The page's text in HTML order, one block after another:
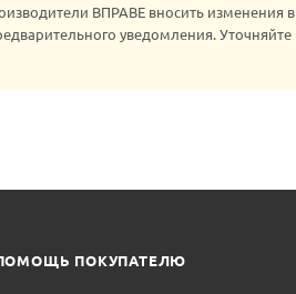
ВПРАВЕ вносить изменения в
уведомления. Уточняйте
ПОКУПАТЕЛЮ